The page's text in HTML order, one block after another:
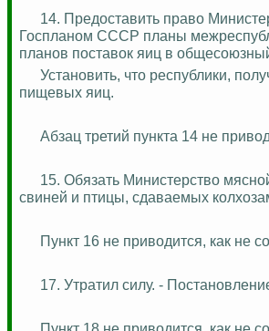
14. Предоставить право
Госпланом СССР планы
планов поставок яиц в
Установить, что республики,
пищевых яиц.
Абзац третий пункта 14 не
15. Обязать Министерство
свиней и птицы, сдаваемых
Пункт 16 не приводится, как
17. Утратил силу. -